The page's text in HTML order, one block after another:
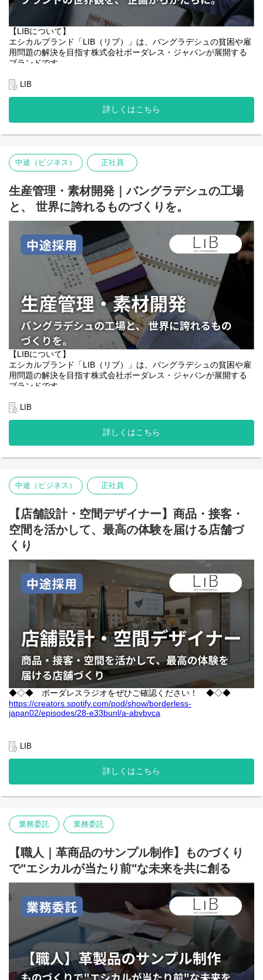
ってみる！」姿勢
https://note.com/forgood_note/n/n03c7b687b133
◇サービスサイトを見る： https://business-leather.com/
【募集背景】
LIBはエシカルレザーブランドとして、革バッグ・小物に加えイン
テリアアイテムへと領域を広げ、新しいステージを迎えていま
志を共にミッション達成に向けて事業に参画してくださるプロダ
クトデザイナーを募集します。
ブランドを体現するプロダクトのデザイン業務(革バッグ&小物、
・サンプラーに依頼するための仕様書作成
・バングラデシュ工場のサンプラーとの打ち合わせ
・生産マニュアル作成(生産する上での注意点を記載)
・検品・クオリティチェック
・スケジュール管理
弊社の工場は文化の違うバングラデシュです。商品に求める要素
や「美しい」の基準も日本とは異なります。それを現地と密に連
携し、共にすり合わせていく工程が非常に大事なプロセスとなり
【LIBについて】
エシカルブランド「LIB（リブ）」は、バングラデシュの貧困や雇
用問題の解決を目指す株式会社ボーダレス・ジャパンが展開する
ブランドです。
し、都市部では失業や不安定な雇用が大きな社会課題となってい
たくても働けない」状況や、低賃金・劣悪な労働環境に置かれる
ケースが少なくありません。LIBは、この課題の解決を目指し、現
地に本革製品の自社工場を設立。現地の資源を活用しながら、働
く機会を必要とする人たちを直接雇用しています。
私たちが目指すのは、単なる雇用創出ではありません。ものづく
りをゼロから伝え、一流の職人へと育てること。そして、働く喜
自社ブランドとして直接お客さまへ届けることで、現地メンバー
の安定した収入と適正な賃金の実現につなげています。
2025年7月、ブランドは「ビジネスレザーファクトリー」から
「LIB」へと生まれ変わりました。
ブランドコンセプトは、"Life Is Beautiful ─ 美しく、生きる。"
年齢や性別、国境や価値観の違いを超えて、一人ひとりが自分ら
しく生きられる社会を目指し、社会や環境に配慮した選択を、も
っと日常に、もっと身近に届けていきます。
◇事業背景について知る：https://www.borderless-
japan.com/social-business/businessleather/
◇サービスサイトを見る：https://business-leather.com/
【募集背景】
LIBはエシカルレザーブランドとして、革バッグ・小物に加えイン
テリアアイテムへと領域を広げ、新しいステージを迎えていま
す。
ブランドの世界観をものづくりの上流から形にし、市場やお客様
出していただけるポジションです。企画から量産まで一気通貫で
携われる、裁量の大きい環境です。
LIBのブランドコンセプトやトレンド、市場動向、販売計画・売上
分析をもとに、革バッグ・小物・インテリアアイテムのコンセプ
エシカルブランドとしての世界観を軸に、戦略・アイデア・クオ
リティの新しい指針を打ち出し、他にはないクリエイティブと質
開発責任者として、企画から量産まで一貫して現場を統括してい
ただきます。
・マーケティング調査：SNS・ECでのニーズ分析、展示会・他社
調査等
・商品コンセプト立案・企画原案：ニーズ・トレンドを踏まえた
アイデア提案
・ダミー制作・商品評価・量産設計
・デザイナー管理：デザイナーへの企画共有、進行管理
LIB
詳しくはこちら
中途（ビジネス） 正社員
生産管理・素材開発｜バングラデシュの工場
と、 世界に誇れるものづくりを。
【LIBについて】
エシカルブランド「LIB（リブ）」は、バングラデシュの貧困や雇
用問題の解決を目指す株式会社ボーダレス・ジャパンが展開する
ブランドです。
し、都市部では失業や不安定な雇用が大きな社会課題となってい
たくても働けない」状況や、低賃金・劣悪な労働環境に置かれる
ケースが少なくありません。LIBは、この課題の解決を目指し、現
く機会を必要とする人たちを直接雇用しています。
私たちが目指すのは、単なる雇用創出ではありません。ものづく
りをゼロから伝え、一流の職人へと育てること。そして、働く喜
自社ブランドとして直接お客さまへ届けることで、現地メンバー
の安定した収入と適正な賃金の実現につなげています。
2025年7月、ブランドは「ビジネスレザーファクトリー」から
「LIB」へと生まれ変わりました。
ブランドコンセプトは、"Life Is Beautiful ─ 美しく、生きる。"
年齢や性別、国境や価値観の違いを超えて、一人ひとりが自分ら
しく生きられる社会を目指し、社会や環境に配慮した選択を、も
っと日常に、もっと身近に届けていきます。
◇事業背景について知る：https://www.borderless-
japan.com/social-business/businessleather/
◇サービスサイトを見る：https://business-leather.com/
【募集背景】
LIBは、エシカルレザーブランドとしての次のステージに向け、商
品開発チームの体制を強化しています。レザー以外の新素材(キャ
ンバス・内布等)への挑戦や、インテリア・ライフスタイル領域へ
の展開など、ものづくりの幅がますます広がるフェーズです。
生産管理と素材開発の両方を専門性を持って担っていただくこと
ジションです。
・MDプランに基づく生産投入戦略の立案（コスト、リードタイ
・サンプル作製から量産までの発注書作成、生産背景（工場）の
選定、進行管理
グレーディング・原価管理・納期管理・品質管理など）
・バングラディッシュの生産工場との折衝、商談、工場出張、新
規工場の開拓
・資材（生地・副資材）の在庫管理、および切り替えタイミング
の調整
・商品トラブル対応・品質改善アクション
LIB
詳しくはこちら
中途（ビジネス） 正社員
【店舗設計・空間デザイナー】商品・接客・
空間を活かして、最高の体験を届ける店舗づ
くり
◆◇◆ ボーダレスラジオをぜひご確認ください！ ◆◇◆
https://creators.spotify.com/pod/show/borderless-
japan02/episodes/28-e33bunl/a-abvbvca
株式会社ボーダレス・ジャパンが展開するエシカルレザーブラン
ド「ビジネスレザーファクトリー」は2014年 バングラデシュの貧
困問題の解決のためにスタートしたソーシャルビジネスです。
バングラデシュでは、日本の約4割の国土に1億7千万人の人口を抱
えており、 その過剰な人口が都市の高い失業率を招いています。
たくても働けない、あるいは、 低賃金・劣悪な労働環境で働かざ
るを得ず、経済的に苦しい生活をしています。
私達はバングラデシュの現地資源を活用した高付加価値本革商品
を製造する自社工場をつくり、働きたくても働けない人たちを直
接雇用しています。 ものづくりをゼロから伝え、一流の職人に育
てる。生活を守るだけでなく、働く喜びを、生きる喜びを感じて
もらう。 高品質な本革製品を日本の自社ブランドで販売すること
で、 安定的な収入かつ高賃金を実現しています。
雇用を創ることだけではなく、 作り手/売り手/買い手の「はたら
く」を応援し、 誰もが自分らしく前向きに生きられる社会を共創
することが私達のミッションです。
そして2025年7月15日、「ビジネスレザーファクトリー」のブラ
ンド名を「LIB（リブ）」へと変更し、エシカル消費を日常に届け
LIB
詳しくはこちら
業務委託 業務委託
【職人｜革商品のサンプル制作】ものづくり
で"エシカルが当たり前"な未来を共に創る